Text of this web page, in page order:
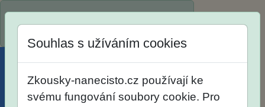
Souhlas s užíváním cookies
Zkousky-nanecisto.cz používají ke
svému fungování soubory cookie. Pro